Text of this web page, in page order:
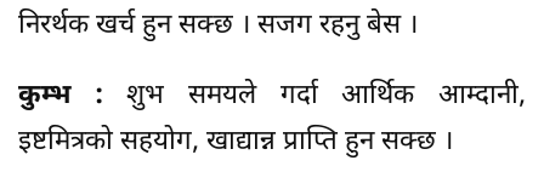
निरर्थक खर्च हुन सक्छ । सजग रहनु बेस ।
कुम्भ : शुभ समयले गर्दा आर्थिक आम्दानी,
इष्टमित्रको सहयोग, खाद्यान्न प्राप्ति हुन सक्छ ।